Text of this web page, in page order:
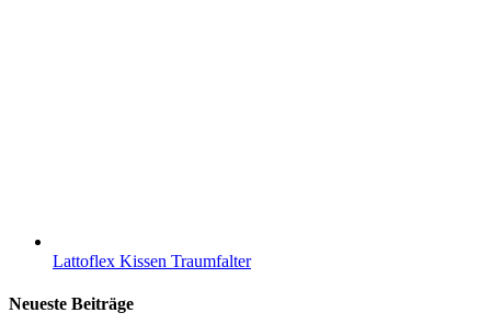
Lattoflex Kissen Traumfalter
Neueste Beiträge